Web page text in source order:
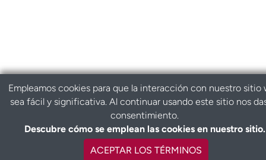
Empleamos cookies para que la interacción con nuestro sitio
sea fácil y significativa. Al continuar usando este sitio nos
consentimiento.
Descubre cómo se emplean las cookies en nuestro sitio.
ACEPTAR LOS TÉRMINOS